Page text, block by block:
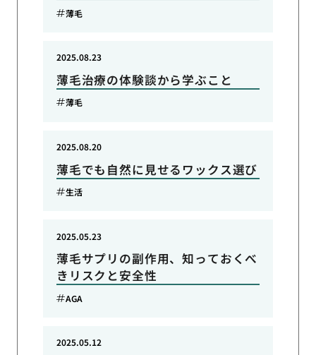
薄毛
薄毛治療の体験談から学ぶこと
2025.08.23
薄毛
薄毛でも自然に見せるワックス選び
2025.08.20
生活
薄毛サプリの副作用、知っておくべ
きリスクと安全性
2025.05.23
AGA
2025.05.12